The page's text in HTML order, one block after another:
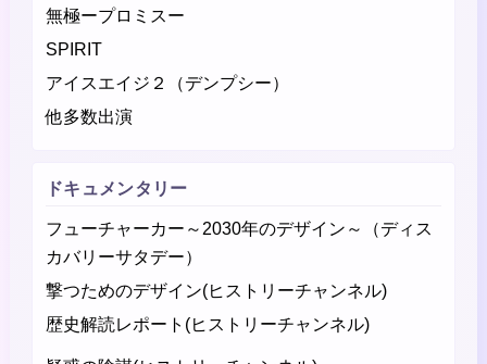
無極ープロミスー
SPIRIT
アイスエイジ２（デンプシー）
他多数出演
ドキュメンタリー
フューチャーカー～2030年のデザイン～（ディス
カバリーサタデー）
撃つためのデザイン(ヒストリーチャンネル)
歴史解読レポート(ヒストリーチャンネル)